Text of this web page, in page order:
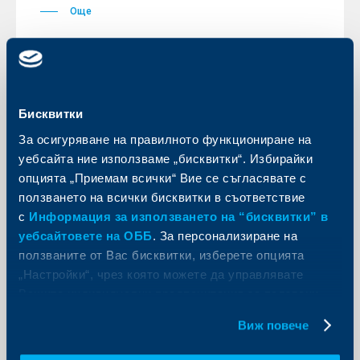
Бисквитки
За осигуряване на правилното функциониране на
уебсайта ние използваме „бисквитки“. Избирайки
опцията „Приемам всички“ Вие се съгласявате с
ползването на всички бисквитки в съответствие
с Информация за използването на “бисквитки” в
уебсайтовете на ОББ. За персонализиране на
ползваните от Вас бисквитки, изберете опцията
„Настройки“, чрез която можете да управлявате
Виж повече
Още
РБИ с консолидирана печалба от
725 млн. евро – отново най-
печелившата австрийска банка
"Макар този резултат да е с една четвърт по-нисък
от постигнатото през 2011 г., все пак това ни
нарежда доста пред всички останали банки в
Австрия."